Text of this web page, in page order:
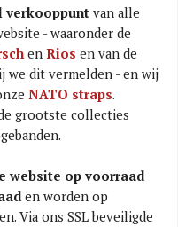
verkooppunt van alle
- waaronder de
en Rios en van de
we dit vermelden - en wij
NATO straps.
grootste collecties
website op voorraad
en worden op
. Via ons SSL beveiligde